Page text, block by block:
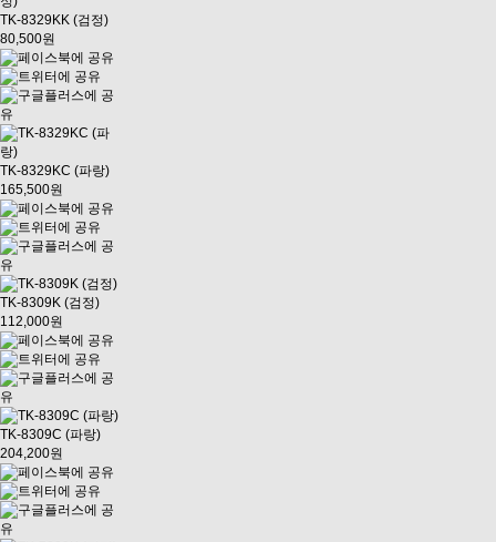
TK-8329KK (검정)
80,500원
TK-8329KC (파랑)
165,500원
TK-8309K (검정)
112,000원
TK-8309C (파랑)
204,200원